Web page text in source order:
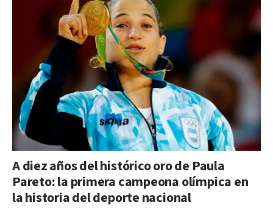
A diez años del histórico oro de Paula
Pareto: la primera campeona olímpica en
la historia del deporte nacional